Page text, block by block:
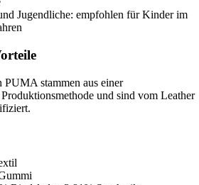
Jugendliche: empfohlen für Kinder im
stammen aus einer
und sind vom Leather